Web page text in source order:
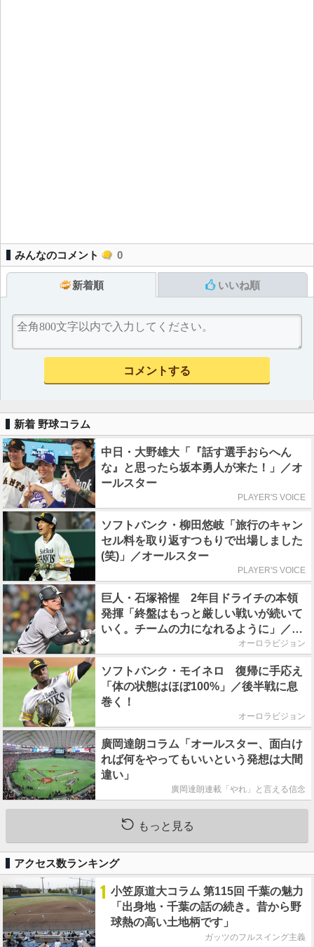
みんなのコメント 0
新着順 いいね順
新着 野球コラム
中日・大野雄大「『話す選手おらへん
な』と思ったら坂本勇人が来た！」／オ
ールスター
PLAYER'S VOICE
ソフトバンク・柳田悠岐「旅行のキャン
セル料を取り返すつもりで出場しました
(笑)」／オールスター
PLAYER'S VOICE
巨人・石塚裕惺 2年目ドライチの本領
発揮「終盤はもっと厳しい戦いが続いて
いく。チームの力になれるように」／後
オーロラビジョン
ソフトバンク・モイネロ 復帰に手応え
「体の状態はほぼ100%」／後半戦に息
巻く！
オーロラビジョン
廣岡達朗コラム「オールスター、面白け
れば何をやってもいいという発想は大間
違い」
廣岡達朗連載「やれ」と言える信念
もっと見る
アクセス数ランキング
1 小笠原道大コラム 第115回 千葉の魅力
「出身地・千葉の話の続き。昔から野
球熱の高い土地柄です」
ガッツのフルスイング主義